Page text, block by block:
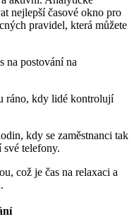
nejlepší časové okno pro
pravidel, která můžete
na postování na
ráno, kdy lidé kontrolují
kdy se zaměstnanci tak
telefony.
což je čas na relaxaci a